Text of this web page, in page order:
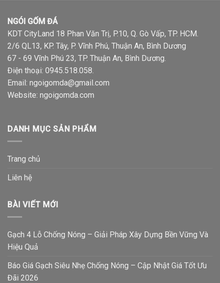
NGÓI GỐM ĐÁ
KDT CityLand 18 Phan Văn Trị, P.10, Q. Gò Vấp, TP. HCM.
2/6 QL13, KP. Tây, P. Vĩnh Phú, Thuận An, Bình Dương
67 - 69 Vĩnh Phú 23, TP. Thuận An, Bình Dương.
Điện thoại: 0945.518.058
Email: ngoigomda@gmail.com
Website: ngoigomda.com
DANH MỤC SẢN PHẨM
Trang chủ
Liên hệ
BÀI VIẾT MỚI
Gạch 4 Lỗ Chống Nóng – Giải Pháp Xây Dựng Bền Vững Và
Hiệu Quả
Báo Giá Gạch Siêu Nhẹ Chống Nóng – Cập Nhật Giá Tốt Ưu
Đãi 2026